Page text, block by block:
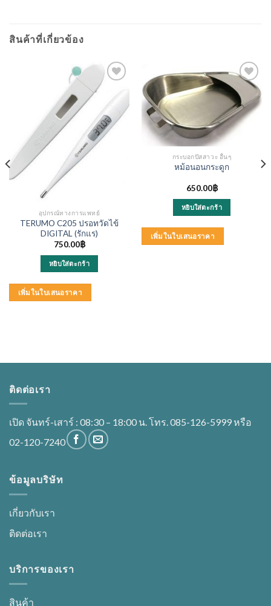
สินค้าที่เกี่ยวข้อง
อุปกรณ์ทางการแพทย์
TERUMO C205 ปรอทวัดไข้
DIGITAL (รักแร)
750.00฿
หยิบใส่ตะกร้า
เพิ่มในใบเสนอราคา
กระบอกปัสสาวะ อื่นๆ
หม้อนอนกระดูก
650.00฿
หยิบใส่ตะกร้า
เพิ่มในใบเสนอราคา
ติดต่อเรา
เปิด จันทร์-เสาร์ : 08:30 – 18:00 น. โทร. 085-126-5999 หรือ
02-120-7240
ข้อมูลบริษัท
เกี่ยวกับเรา
ติดต่อเรา
บริการของเรา
สินค้า